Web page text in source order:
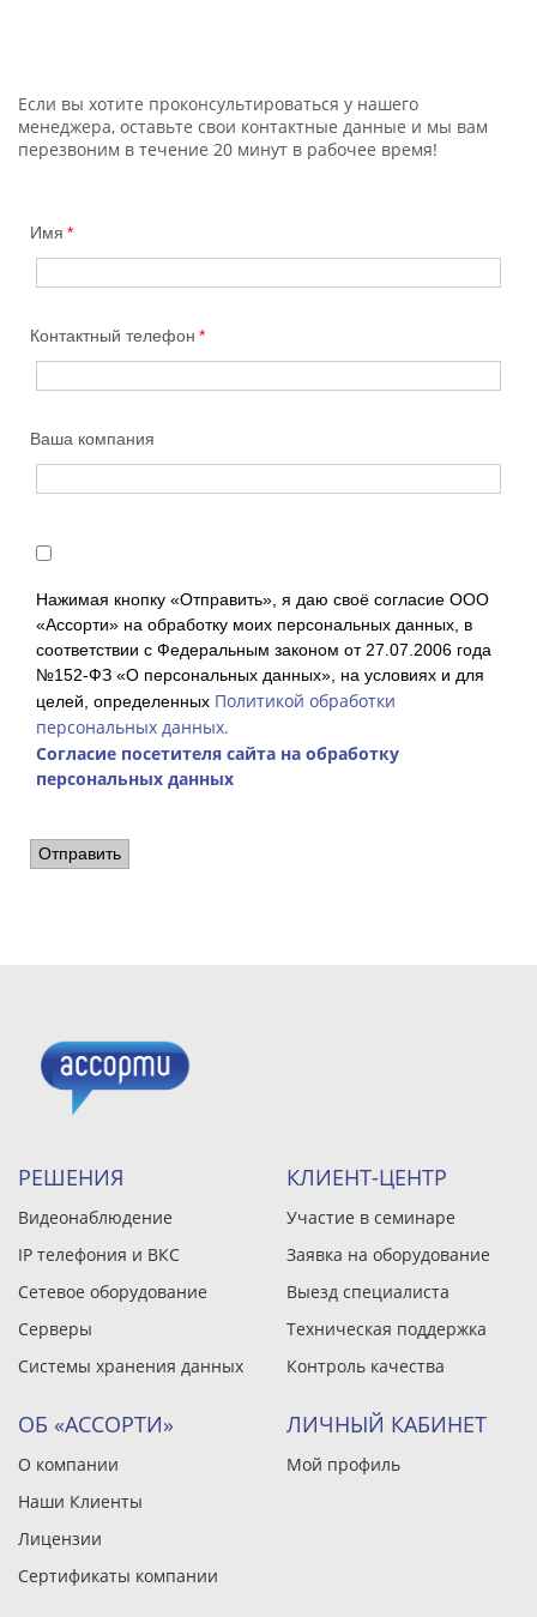
Если вы хотите проконсультироваться у нашего
менеджера, оставьте свои контактные данные и мы вам
перезвоним в течение 20 минут в рабочее время!
Имя
Контактный телефон
Ваша компания
Нажимая кнопку «Отправить», я даю своё согласие ООО
«Ассорти» на обработку моих персональных данных, в
соответствии с Федеральным законом от 27.07.2006 года
№152-ФЗ «О персональных данных», на условиях и для
целей, определенных Политикой обработки
персональных данных.
Согласие посетителя сайта на обработку
персональных данных
Отправить
РЕШЕНИЯ
Видеонаблюдение
IP телефония и ВКС
Сетевое оборудование
Серверы
Системы хранения данных
КЛИЕНТ-ЦЕНТР
Участие в семинаре
Заявка на оборудование
Выезд специалиста
Техническая поддержка
Контроль качества
ОБ «АССОРТИ»
О компании
Наши Клиенты
Лицензии
Сертификаты компании
ЛИЧНЫЙ КАБИНЕТ
Мой профиль